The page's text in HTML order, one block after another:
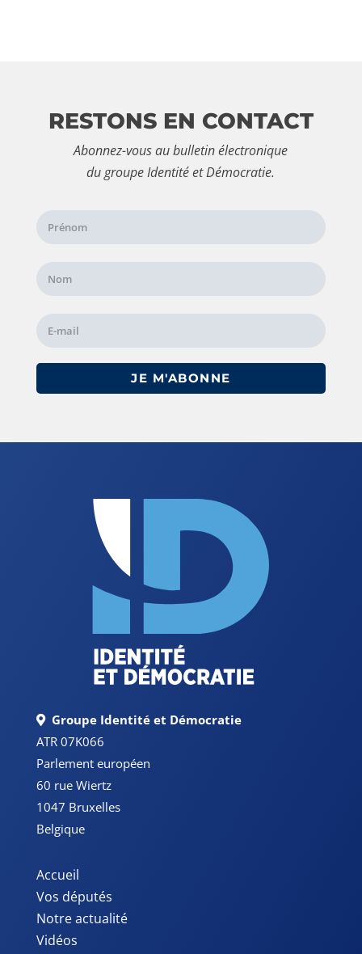
RESTONS EN CONTACT
Abonnez-vous au bulletin électronique
du groupe Identité et Démocratie.
JE M'ABONNE
Groupe Identité et Démocratie
ATR 07K066
Parlement européen
60 rue Wiertz
1047 Bruxelles
Belgique
Accueil
Vos députés
Notre actualité
Vidéos